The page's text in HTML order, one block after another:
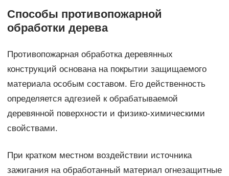
Способы противопожарной
обработки дерева
Противопожарная обработка деревянных
конструкций основана на покрытии защищаемого
материала особым составом. Его действенность
определяется адгезией к обрабатываемой
деревянной поверхности и физико-химическими
свойствами.
При кратком местном воздействии источника
зажигания на обработанный материал огнезащитные